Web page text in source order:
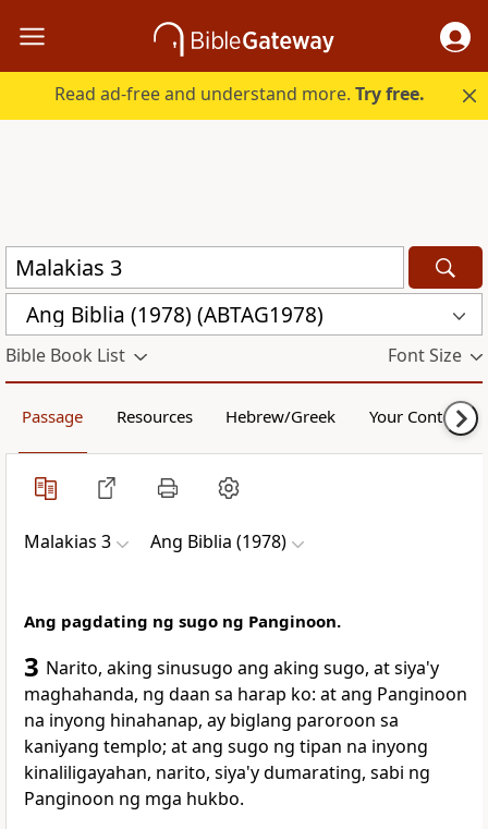
Read ad-free and understand more.Try free.
Ang Biblia (1978) (ABTAG1978)
Bible Book List Font Size
Passage Resources Hebrew/Greek Your Content
Malakias 3 Ang Biblia (1978)
Ang pagdating ng sugo ng Panginoon.
3 Narito, aking sinusugo ang aking sugo, at siya'y
maghahanda, ng daan sa harap ko: at ang Panginoon
na inyong hinahanap, ay biglang paroroon sa
kaniyang templo; atang sugo ng tipan na inyong
kinaliligayahan, narito, siya'y dumarating, sabi ng
Panginoon ng mga hukbo.